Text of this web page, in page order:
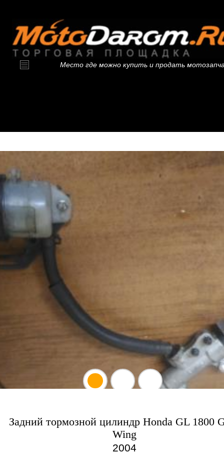
Место где можно купить и продать
Задний тормозной цилиндр Honda GL 1800
Wing
2004